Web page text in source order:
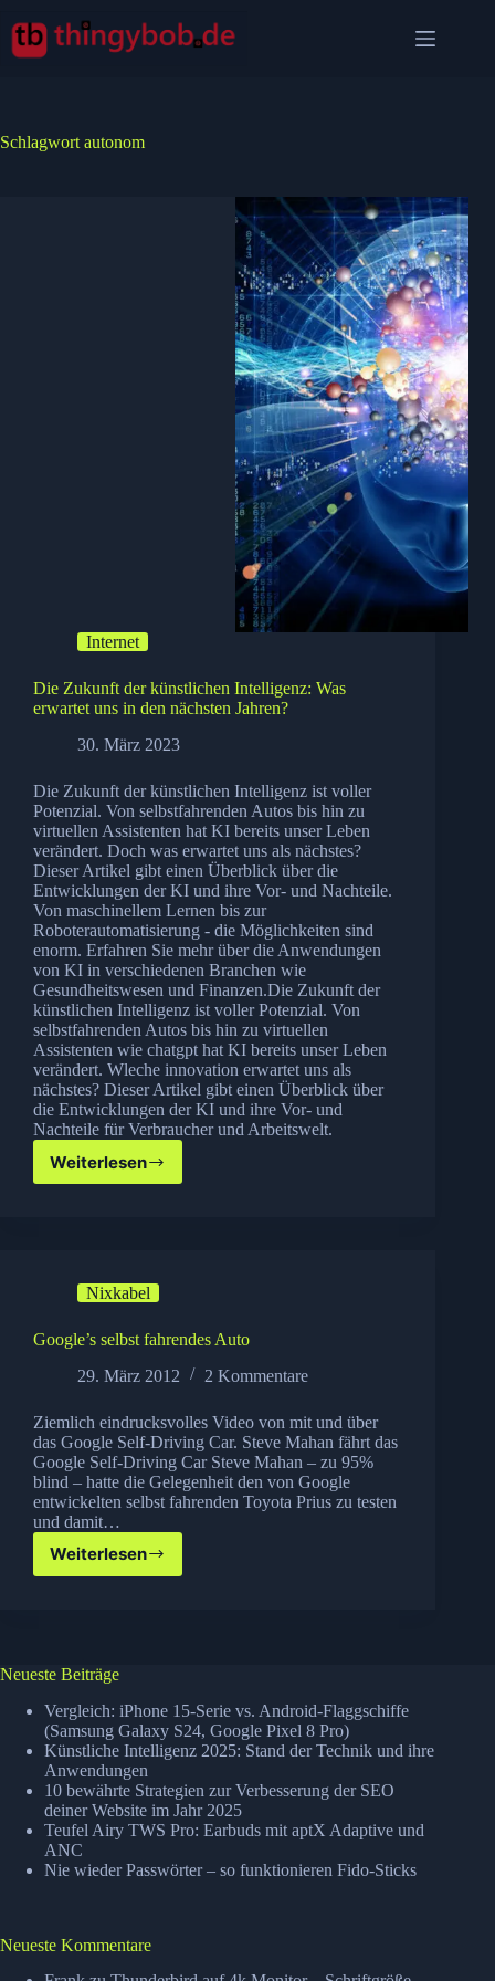
Inhalt
springen
Schlagwort autonom
Internet
Die Zukunft der künstlichen Intelligenz: Was
erwartet uns in den nächsten Jahren?
30. März 2023
Die Zukunft der künstlichen Intelligenz ist voller
Potenzial. Von selbstfahrenden Autos bis hin zu
virtuellen Assistenten hat KI bereits unser Leben
verändert. Doch was erwartet uns als nächstes?
Dieser Artikel gibt einen Überblick über die
Entwicklungen der KI und ihre Vor- und Nachteile.
Von maschinellem Lernen bis zur
Roboterautomatisierung - die Möglichkeiten sind
enorm. Erfahren Sie mehr über die Anwendungen
von KI in verschiedenen Branchen wie
Gesundheitswesen und Finanzen.Die Zukunft der
künstlichen Intelligenz ist voller Potenzial. Von
selbstfahrenden Autos bis hin zu virtuellen
Assistenten wie chatgpt hat KI bereits unser Leben
verändert. Wleche innovation erwartet uns als
nächstes? Dieser Artikel gibt einen Überblick über
die Entwicklungen der KI und ihre Vor- und
Nachteile für Verbraucher und Arbeitswelt.
Weiterlesen
Die
erwartet
in
nächsten
Nixkabel
Google’s selbst fahrendes Auto
29. März 2012
2 Kommentare
Ziemlich eindrucksvolles Video von mit und über
das Google Self-Driving Car. Steve Mahan fährt das
Google Self-Driving Car Steve Mahan – zu 95%
blind – hatte die Gelegenheit den von Google
entwickelten selbst fahrenden Toyota Prius zu testen
und damit…
Weiterlesen
Google’s
Neueste Beiträge
Vergleich: iPhone 15-Serie vs. Android-Flaggschiffe
(Samsung Galaxy S24, Google Pixel 8 Pro)
Künstliche Intelligenz 2025: Stand der Technik und ihre
Anwendungen
10 bewährte Strategien zur Verbesserung der SEO
deiner Website im Jahr 2025
Teufel Airy TWS Pro: Earbuds mit aptX Adaptive und
ANC
Nie wieder Passwörter – so funktionieren Fido-Sticks
Neueste Kommentare